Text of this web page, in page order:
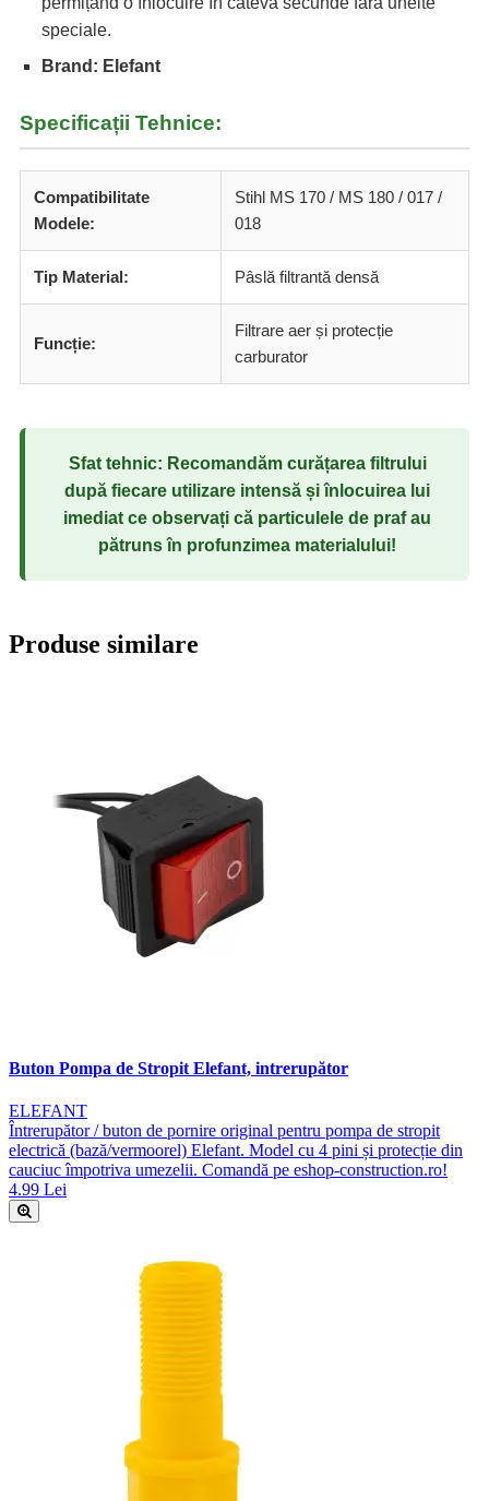
speciale.
Brand: Elefant
Specificații Tehnice:
Compatibilitate
Modele:
Stihl MS 170 / MS 180 / 017 /
018
Tip Material: Pâslă filtrantă densă
Funcție:
Filtrare aer și protecție
carburator
Sfat tehnic: Recomandăm curățarea filtrului
după fiecare utilizare intensă și înlocuirea lui
imediat ce observați că particulele de praf au
pătruns în profunzimea materialului!
Produse similare
Buton Pompa de Stropit Elefant, intrerupător
ELEFANT
Întrerupător / buton de pornire original pentru pompa de stropit
electrică (bază/vermoorel) Elefant. Model cu 4 pini și protecție din
cauciuc împotriva umezelii. Comandă pe eshop-construction.ro!
4.99 Lei